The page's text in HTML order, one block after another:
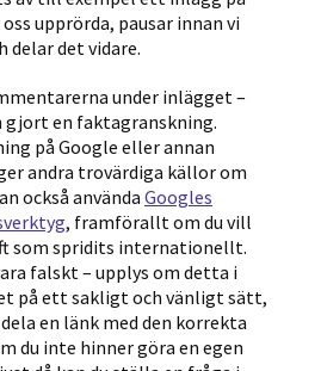
upprörda, pausar innan vi
delar det vidare.
under inlägget –
gjort en faktagranskning.
på Google eller annan
andra trovärdiga källor om
också använda Googles
, framförallt om du vill
som spridits internationellt.
falskt – upplys om detta i
på ett sakligt och vänligt sätt,
en länk med den korrekta
du inte hinner göra en egen